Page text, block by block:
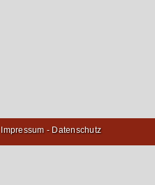
Impressum- Datenschutz